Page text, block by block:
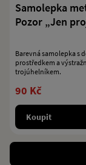
Samolepka
Pozor „Jen
Barevná samolepka s
prostředkem a
trojúhelníkem.
90 Kč
Koupit